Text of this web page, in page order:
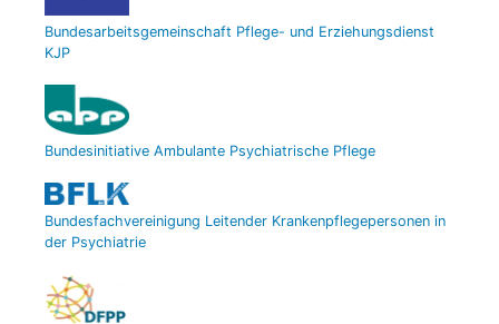
Bundesarbeitsgemeinschaft Pflege- und Erziehungsdienst
KJP
Bundesinitiative Ambulante Psychiatrische Pflege
Bundesfachvereinigung Leitender Krankenpflegepersonen in
der Psychiatrie